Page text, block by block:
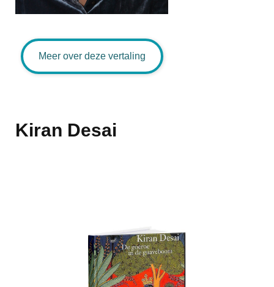
Kiran Desai
Meer over deze vertaling